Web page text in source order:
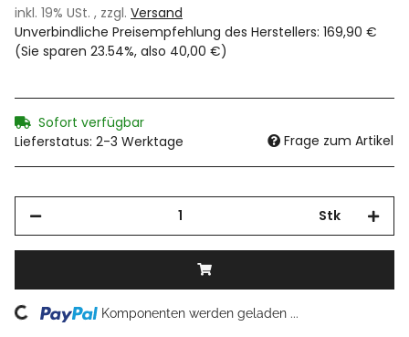
inkl. 19% USt. , zzgl. Versand
Unverbindliche Preisempfehlung des Herstellers: 169,90 €
(Sie sparen 23.54%, also 40,00 €)
Sofort verfügbar
Lieferstatus: 2-3 Werktage
Frage zum Artikel
Stk
Loading... Komponenten werden geladen ...